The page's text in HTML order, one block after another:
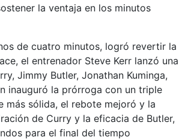
la ventaja en los minutos
de cuatro minutos, logró revertir la
el entrenador Steve Kerr lanzó una
Jimmy Butler, Jonathan Kuminga,
inauguró la prórroga con un triple
más sólida, el rebote mejoró y la
de Curry y la eficacia de Butler,
para el final del tiempo